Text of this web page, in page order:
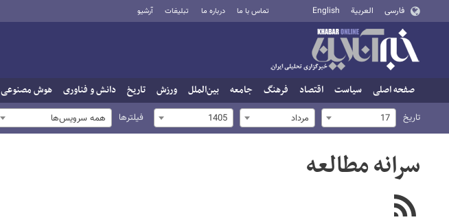
فارسی العربية English تماس با ما درباره ما تبلیغات آرشیو
صفحه اصلی سیاست اقتصاد فرهنگ جامعه بین‌الملل ورزش تاریخ دانش و فناوری هوش مصنوعی
تاریخ 17 مرداد 1405 فیلترها همه سرویس‌ها
سرانه مطالعه